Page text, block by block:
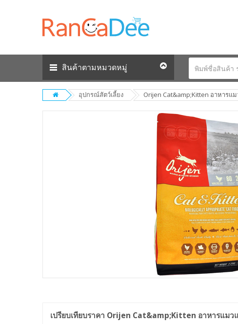
สินค้าตามหมวดหมู่
อุปกรณ์สัตว์เลี้ยง Orijen Cat&amp;Kitten อาหารแ
เปรียบเทียบราคา Orijen Cat&amp;Kitten อาหารแมว